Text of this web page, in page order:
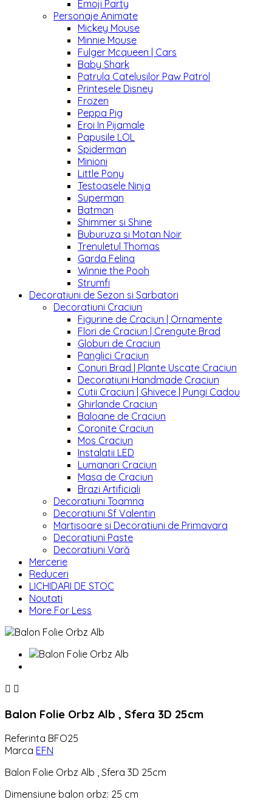
Emoji Party
Personaje Animate
Mickey Mouse
Minnie Mouse
Fulger Mcqueen | Cars
Baby Shark
Patrula Catelusilor Paw Patrol
Printesele Disney
Frozen
Peppa Pig
Eroi In Pijamale
Papusile LOL
Spiderman
Minioni
Little Pony
Testoasele Ninja
Superman
Batman
Shimmer si Shine
Buburuza si Motan Noir
Trenuletul Thomas
Garda Felina
Winnie the Pooh
Strumfi
Decoratiuni de Sezon si Sarbatori
Decoratiuni Craciun
Figurine de Craciun | Ornamente
Flori de Craciun | Crengute Brad
Globuri de Craciun
Panglici Craciun
Conuri Brad | Plante Uscate Craciun
Decoratiuni Handmade Craciun
Cutii Craciun | Ghivece | Pungi Cadou
Ghirlande Craciun
Baloane de Craciun
Coronite Craciun
Mos Craciun
Instalatii LED
Lumanari Craciun
Masa de Craciun
Brazi Artificiali
Decoratiuni Toamna
Decoratiuni Sf Valentin
Martisoare si Decoratiuni de Primavara
Decoratiuni Paste
Decoratiuni Vară
Mercerie
Reduceri
LICHIDARI DE STOC
Noutati
More For Less
 
Balon Folie Orbz Alb , Sfera 3D 25cm
Referinta BFO25
Marca EFN
Balon Folie Orbz Alb , Sfera 3D 25cm
Dimensiune balon orbz: 25 cm